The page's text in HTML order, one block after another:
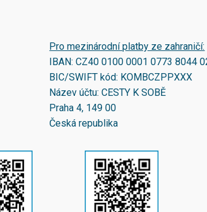
Pro mezinárodní platby ze zahraničí:
IBAN:CZ40 0100 0001 0773 8044
BIC/SWIFT kód: KOMBCZPPXXX
Název účtu: CESTY K SOBĚ
Praha 4, 149 00
Česká republika